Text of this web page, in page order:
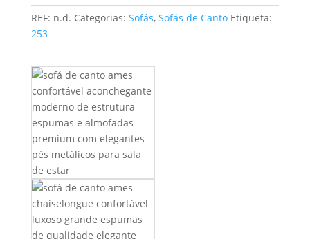
3186,50 €
through
REF: n.d. Categorias: Sofás, Sofás de Canto Etiqueta:
253